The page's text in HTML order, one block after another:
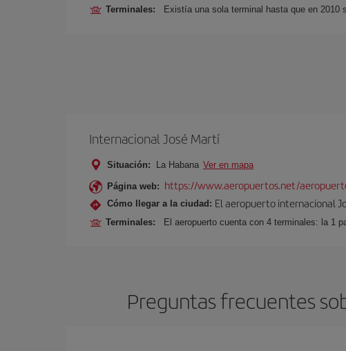
Terminales: Existía una sola terminal hasta que en 2010
Internacional José Martí
Situación: La Habana Ver en mapa
Página web: https://www.aeropuertos.net/
Cómo llegar a la ciudad: El aeropuerto internacional
Terminales: El aeropuerto cuenta con 4 terminales: la 1
Preguntas frecuentes